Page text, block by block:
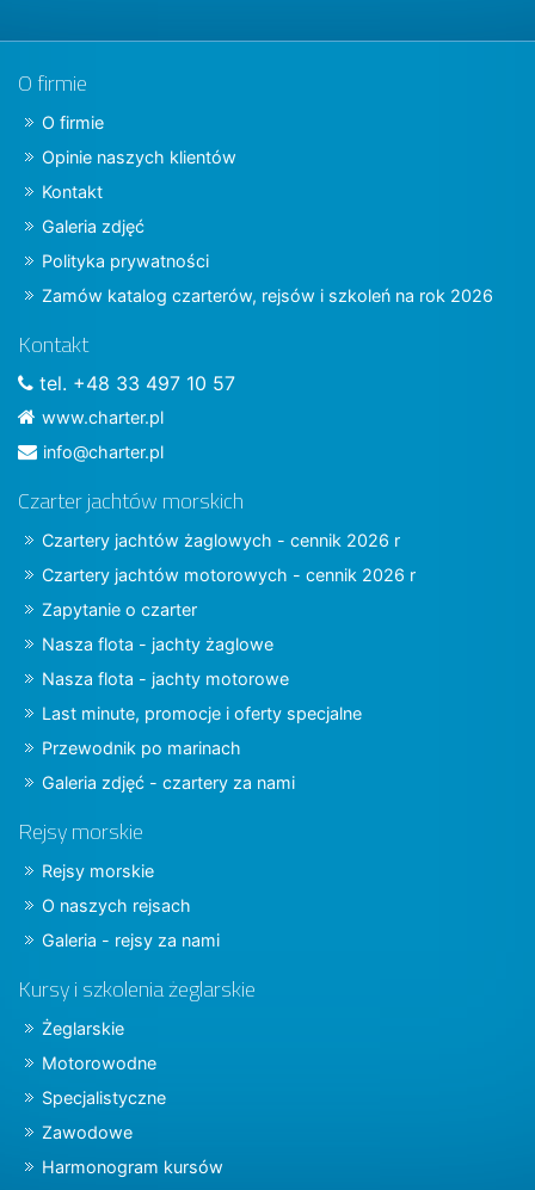
O firmie
O firmie
Opinie naszych klientów
Kontakt
Galeria zdjęć
Polityka prywatności
Zamów katalog czarterów, rejsów i szkoleń na rok 2026
Kontakt
tel. +48 33 497 10 57
www.charter.pl
info@charter.pl
Czarter jachtów morskich
Czartery jachtów żaglowych - cennik 2026 r
Czartery jachtów motorowych - cennik 2026 r
Zapytanie o czarter
Nasza flota - jachty żaglowe
Nasza flota - jachty motorowe
Last minute, promocje i oferty specjalne
Przewodnik po marinach
Galeria zdjęć - czartery za nami
Rejsy morskie
Rejsy morskie
O naszych rejsach
Galeria - rejsy za nami
Kursy i szkolenia żeglarskie
Żeglarskie
Motorowodne
Specjalistyczne
Zawodowe
Harmonogram kursów